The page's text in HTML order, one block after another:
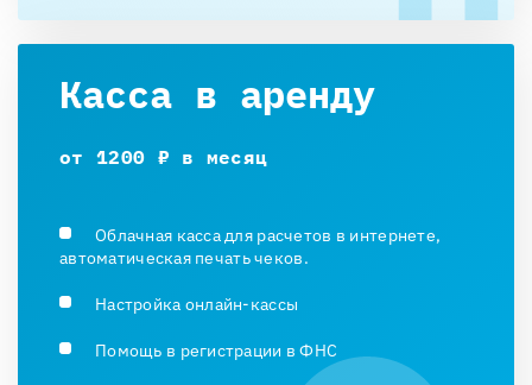
Касса в аренду
от 1200 ₽ в месяц
Облачная касса для расчетов в интернете,
автоматическая печать чеков.
Настройка онлайн-кассы
Помощь в регистрации в ФНС